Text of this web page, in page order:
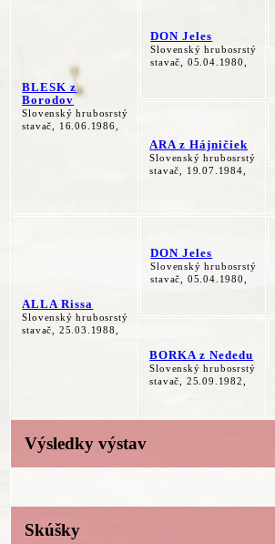
BLESK z
Borodov
Slovenský hrubosrstý
stavač, 16.06.1986,
DON Jeles
Slovenský hrubosrstý
stavač, 05.04.1980,
ARA z Hájničiek
Slovenský hrubosrstý
stavač, 19.07.1984,
ALLA Rissa
Slovenský hrubosrstý
stavač, 25.03.1988,
DON Jeles
Slovenský hrubosrstý
stavač, 05.04.1980,
BORKA z Nededu
Slovenský hrubosrstý
stavač, 25.09.1982,
Výsledky výstav
Skúšky